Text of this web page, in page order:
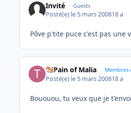
Invité Guests
Posté(e) le 5 mars 200818 a
Pôve p'tite puce c'est pas une
Ti'Pain of Malia Membres
Posté(e) le 5 mars 200818 a
Bououou, tu veux que je